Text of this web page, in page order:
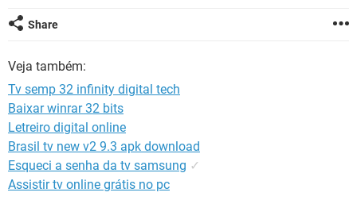
Share
Veja também:
Tv semp 32 infinity digital tech
Baixar winrar 32 bits
Letreiro digital online
Brasil tv new v2 9.3 apk download
Esqueci a senha da tv samsung ✓
Assistir tv online grátis no pc